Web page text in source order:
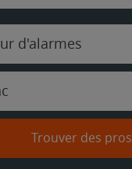
d'alarmes
Trouver des pros